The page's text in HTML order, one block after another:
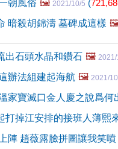
朝風俗 🖼️ 2021/10/5 (
暗殺胡錦濤 墓碑成這樣
出石頭水晶和鑽石 🖼️ 2021/
辦法組建起海航 🖼️ 2021/
家寶滅口金人慶之說爲何
打掉江安排的接班人薄熙
陣 趙薇露臉拼圖讓我笑噴